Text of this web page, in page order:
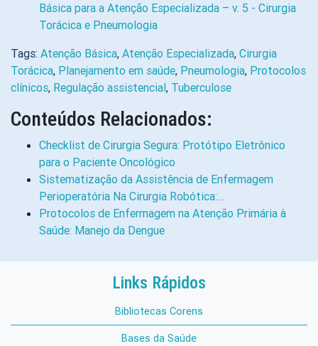
Básica para a Atenção Especializada – v. 5 - Cirurgia
Torácica e Pneumologia
Tags: Atenção Básica, Atenção Especializada, Cirurgia
Torácica, Planejamento em saúde, Pneumologia, Protocolos
clínicos, Regulação assistencial, Tuberculose
Conteúdos Relacionados:
Checklist de Cirurgia Segura: Protótipo Eletrônico
para o Paciente Oncológico
Sistematização da Assistência de Enfermagem
Perioperatória Na Cirurgia Robótica:…
Protocolos de Enfermagem na Atenção Primária à
Saúde: Manejo da Dengue
Links Rápidos
Bibliotecas Corens
Bases da Saúde